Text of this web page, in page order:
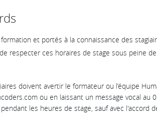
et portés à la connaissance des
respecter ces horaires de stage sous peine
doivent avertir le formateur ou l’équipe
ou en laissant un message vocal au
les heures de stage, sauf avec l'accord